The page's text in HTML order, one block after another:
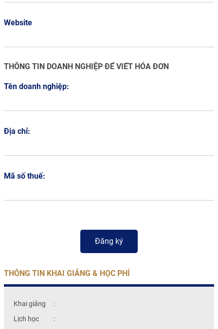
THÔNG TIN KHAI GIẢNG & HỌC PHÍ
Khai giảng
:
Lịch học
:
Website
THÔNG TIN DOANH NGHIỆP ĐỂ VIẾT HÓA ĐƠN
Tên doanh nghiệp:
Địa chỉ:
Mã số thuế: